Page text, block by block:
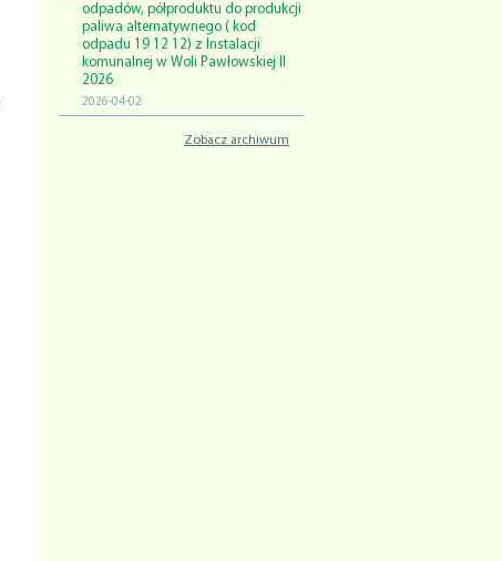
odpadów, półproduktu do produkcji
paliwa alternatywnego ( kod
odpadu 19 12 12) z Instalacji
komunalnej w Woli Pawłowskiej II
2026
2026-04-02
Zobacz archiwum